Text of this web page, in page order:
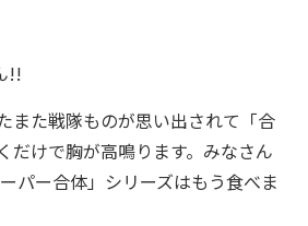
!!
また戦隊ものが思い出されて「合
だけで胸が高鳴ります。みなさん
パー合体」シリーズはもう食べま